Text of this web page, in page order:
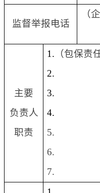
监督举报电话
（
主要
负责人
职责
1. （包保责
2.
3.
4.
5.
6.
7.